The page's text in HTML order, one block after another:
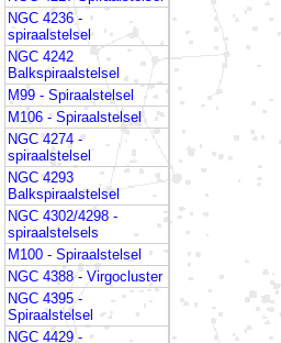
NGC 4236 -
spiraalstelsel
NGC 4242
Balkspiraalstelsel
M99 - Spiraalstelsel
M106 - Spiraalstelsel
NGC 4274 -
spiraalstelsel
NGC 4293
Balkspiraalstelsel
NGC 4302/4298 -
spiraalstelsels
M100 - Spiraalstelsel
NGC 4388 - Virgocluster
NGC 4395 -
Spiraalstelsel
NGC 4429 -